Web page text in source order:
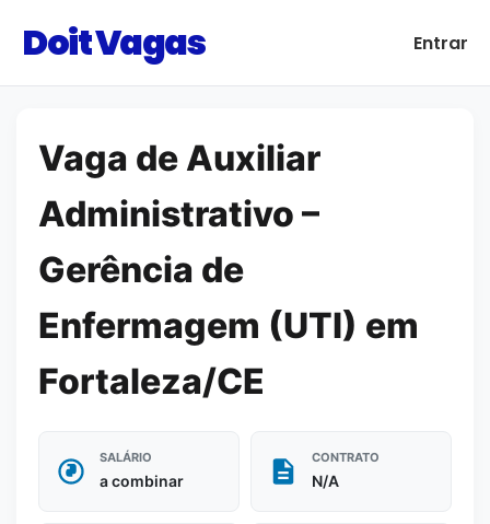
Doit Vagas Entrar
Vaga de Auxiliar
Administrativo –
Gerência de
Enfermagem (UTI) em
Fortaleza/CE
SALÁRIO
a combinar
CONTRATO
N/A